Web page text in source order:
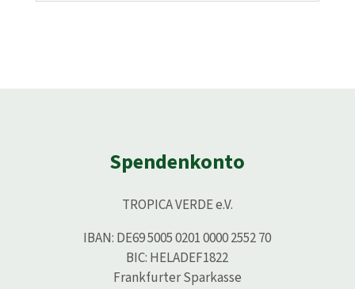
Spendenkonto
TROPICA VERDE e.V.
IBAN: DE69 5005 0201 0000 2552 70
BIC: HELADEF1822
Frankfurter Sparkasse